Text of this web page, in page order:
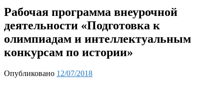
Рабочая программа внеурочной
деятельности «Подготовка к
олимпиадам и интеллектуальным
конкурсам по истории»
Опубликовано 12/07/2018